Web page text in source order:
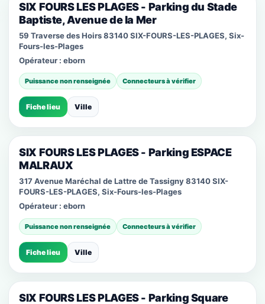
SIX FOURS LES PLAGES - Parking du Stade
Baptiste, Avenue de la Mer
59 Traverse des Hoirs 83140 SIX-FOURS-LES-PLAGES, Six-
Fours-les-Plages
Opérateur : eborn
Puissance non renseignée Connecteurs à vérifier
Fiche lieu Ville
SIX FOURS LES PLAGES - Parking ESPACE
MALRAUX
317 Avenue Maréchal de Lattre de Tassigny 83140 SIX-
FOURS-LES-PLAGES, Six-Fours-les-Plages
Opérateur : eborn
Puissance non renseignée Connecteurs à vérifier
Fiche lieu Ville
SIX FOURS LES PLAGES - Parking Square